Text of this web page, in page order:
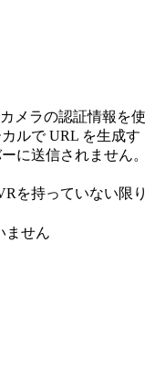
メラの認証情報を使
ルで URL を生成す
に送信されません。
を持っていない限り
ません